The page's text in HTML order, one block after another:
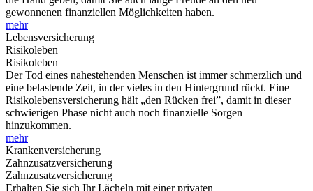
gewonnenen finanziellen Möglichkeiten haben.
mehr
Lebensversicherung
Risikoleben
Risikoleben
Der Tod eines nahestehenden Menschen ist immer schmerzlich und
eine belastende Zeit, in der vieles in den Hintergrund rückt. Eine
Risikolebensversicherung hält „den Rücken frei”, damit in dieser
schwierigen Phase nicht auch noch finanzielle Sorgen
hinzukommen.
mehr
Krankenversicherung
Zahnzusatzversicherung
Zahnzusatzversicherung
Erhalten Sie sich Ihr Lächeln mit einer privaten